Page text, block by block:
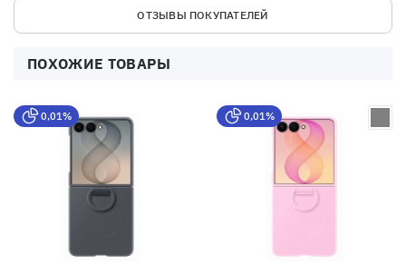
ОТЗЫВЫ ПОКУПАТЕЛЕЙ
ПОХОЖИЕ ТОВАРЫ
0,01% 0,01%